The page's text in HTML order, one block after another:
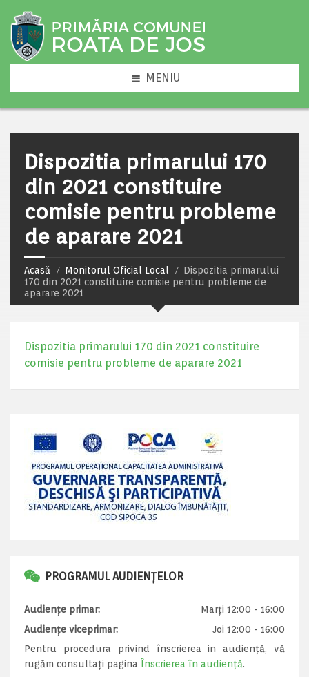
MENIU
Dispozitia primarului 170
din 2021 constituire
comisie pentru probleme
de aparare 2021
Acasă Monitorul Oficial Local
Dispozitia primarului
170 din 2021 constituire comisie pentru probleme de
aparare 2021
Dispozitia primarului 170 din 2021 constituire
comisie pentru probleme de aparare 2021
PROGRAMUL AUDIENȚELOR
Audiențe primar:
Marți 12:00 - 16:00
Audiențe viceprimar:
Joi 12:00 - 16:00
Pentru procedura privind înscrierea in audiență, vă
rugăm consultați pagina Înscrierea în audiență.